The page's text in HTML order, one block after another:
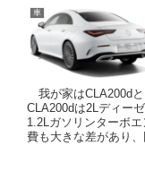
車
我が家はCLA200d
CLA200dは2Lディー
1.2Lガソリンターボ
費も大きな差があり、